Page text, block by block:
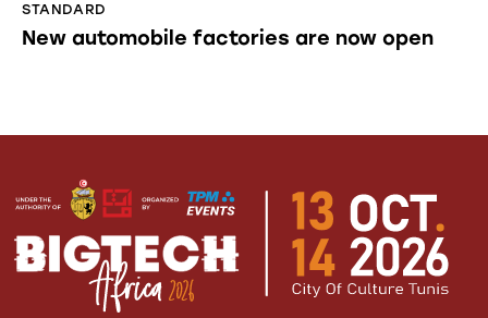
STANDARD
New automobile factories are now open